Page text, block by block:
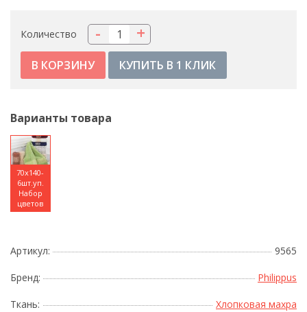
Количество +
-
КУПИТЬ В 1 КЛИК
Варианты товара
70x140-
6шт.уп.
Набор
цветов
Артикул: 9565
Бренд: Philippus
Ткань: Хлопковая махра